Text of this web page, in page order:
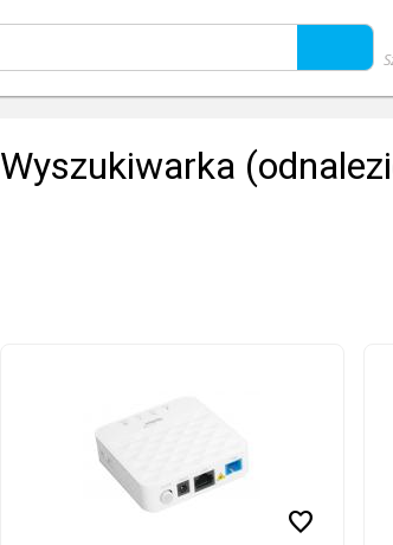
Wyszukiwarka
favorite